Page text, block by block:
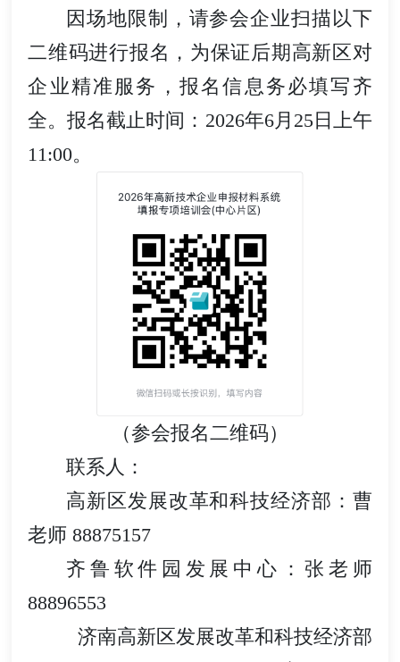
因场地限制，请参会企业扫描以下
二维码进行报名，为保证后期高新区对
企业精准服务，报名信息务必填写齐
全。报名截止时间：2026年6月25日上午
11:00。
（参会报名二维码）
联系人：
高新区发展改革和科技经济部：曹
老师 88875157
齐鲁软件园发展中心：张老师
88896553
济南高新区发展改革和科技经济部